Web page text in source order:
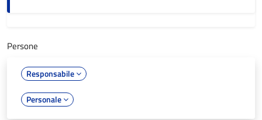
Persone
Responsabile
Personale